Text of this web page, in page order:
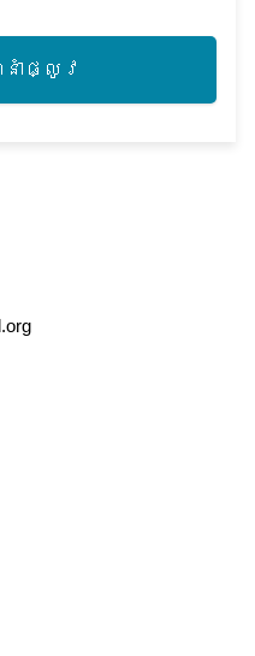
នាំ​ផ្លូវ